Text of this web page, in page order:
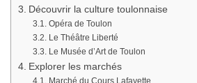
Découvrir la culture toulonnaise
Opéra de Toulon
Le Théâtre Liberté
Le Musée d’Art de Toulon
Explorer les marchés
Marché du Cours Lafayette